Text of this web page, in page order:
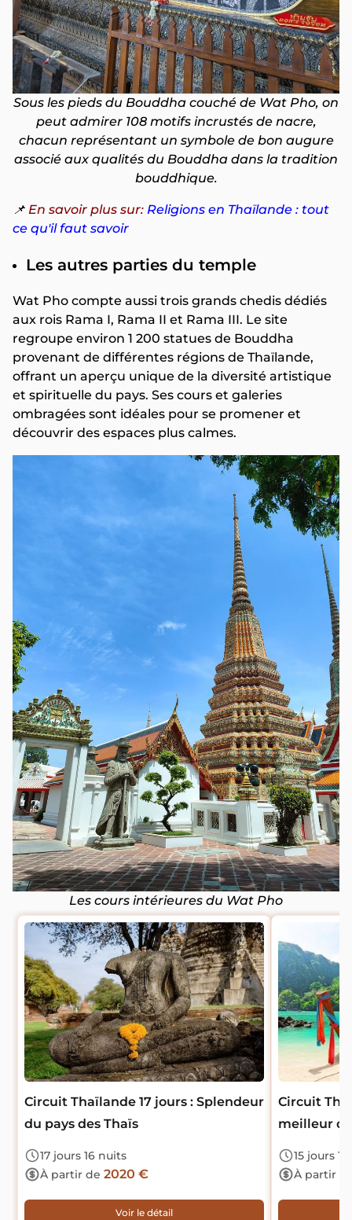
Sous les pieds du Bouddha couché de Wat Pho, on
peut admirer 108 motifs incrustés de nacre,
chacun représentant un symbole de bon augure
associé aux qualités du Bouddha dans la tradition
bouddhique.
📌 En savoir plus sur: Religions en Thaïlande : tout
ce qu'il faut savoir
Les autres parties du temple
Wat Pho compte aussi trois grands chedis dédiés
aux rois Rama I, Rama II et Rama III. Le site
regroupe environ 1 200 statues de Bouddha
provenant de différentes régions de Thaïlande,
offrant un aperçu unique de la diversité artistique
et spirituelle du pays. Ses cours et galeries
ombragées sont idéales pour se promener et
découvrir des espaces plus calmes.
Les cours intérieures du Wat Pho
Circuit Thaïlande 17 jours : Splendeur
du pays des Thaïs
17 jours 16 nuits
À partir de 2020 €
Voir le détail
Circuit
meilleur
15 jours
À partir